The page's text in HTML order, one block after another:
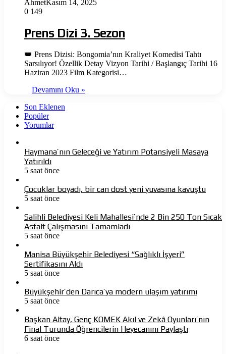
AhmetKasım 14, 2025
0 149
Prens Dizi 3. Sezon
👑 Prens Dizisi: Bongomia’nın Kraliyet Komedisi Tahtı
Sarsılıyor! Özellik Detay Vizyon Tarihi / Başlangıç Tarihi 16
Haziran 2023 Film Kategorisi…
Devamını Oku »
Son Eklenen
Popüler
Yorumlar
Haymana’nın Geleceği ve Yatırım Potansiyeli Masaya
Yatırıldı
5 saat önce
Çocuklar boyadı, bir can dost yeni yuvasına kavuştu
5 saat önce
Salihli Belediyesi Keli Mahallesi’nde 2 Bin 250 Ton Sıcak
Asfalt Çalışmasını Tamamladı
5 saat önce
Manisa Büyükşehir Belediyesi “Sağlıklı İşyeri”
Sertifikasını Aldı
5 saat önce
Büyükşehir’den Darıca’ya modern ulaşım yatırımı
5 saat önce
Başkan Altay, Genç KOMEK Akıl ve Zekâ Oyunları’nın
Final Turunda Öğrencilerin Heyecanını Paylaştı
6 saat önce